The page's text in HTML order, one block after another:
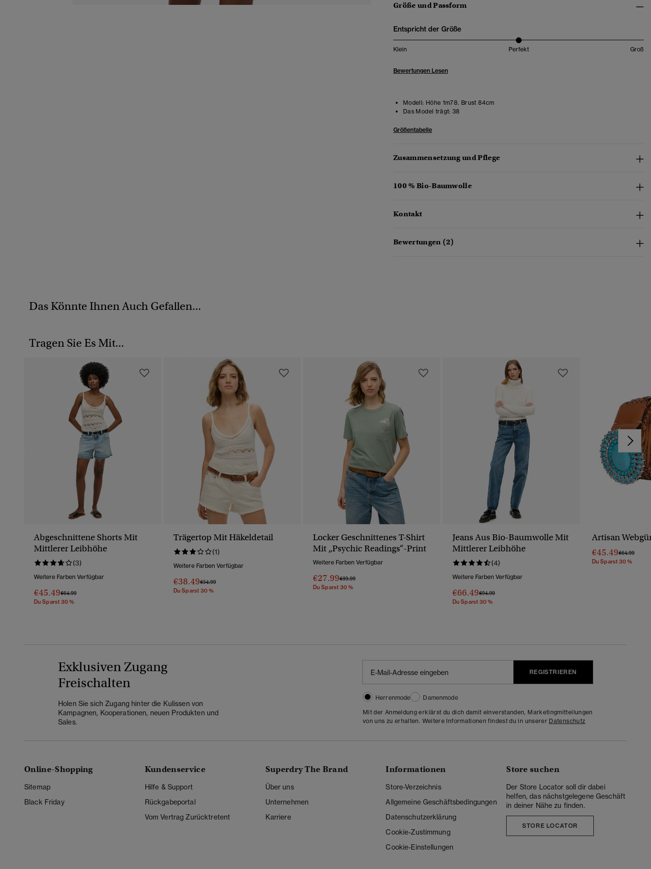
Größe und Passform
Entspricht der Größe
Klein Perfekt Groß
Bewertungen Lesen
Modell: Höhe 1m78. Brust 84cm
Das Model trägt: 38
Größentabelle
Zusammensetzung und Pflege
100 % Bio-Baumwolle
Kontakt
Bewertungen (2)
Das Könnte Ihnen Auch Gefallen...
Tragen Sie Es Mit...
Abgeschnittene Shorts Mit
Mittlerer Leibhöhe
(3)
Weitere Farben Verfügbar
€45.49Preis Wurde Reduziert Von
€64.99Bis
Du Sparst 30 %
Trägertop Mit Häkeldetail
(1)
Weitere Farben Verfügbar
€38.49Preis Wurde Reduziert Von
€54.99Bis
Du Sparst 30 %
Locker Geschnittenes T-Shirt
Mit „Psychic Readings“-Print
Weitere Farben Verfügbar
€27.99Preis Wurde Reduziert Von
€39.99Bis
Du Sparst 30 %
Jeans Aus Bio-Baumwolle Mit
Mittlerer Leibhöhe
(4)
Weitere Farben Verfügbar
€66.49Preis Wurde Reduziert Von
€94.99Bis
Du Sparst 30 %
Artisan
€45.49Preis Wurde
€64.99Bis
Du Sparst 30 %
Exklusiven Zugang
Freischalten
Holen Sie sich Zugang hinter die Kulissen von
Kampagnen, Kooperationen, neuen Produkten und
Sales.
REGISTRIEREN
Herrenmode
Damenmode
Mit der Anmeldung erklärst du dich damit einverstanden, Marketingmitteilungen
von uns zu erhalten. Weitere Informationen findest du in unserer Datenschutz
Online-Shopping
Sitemap
Black Friday
Kundenservice
Hilfe & Support
Rückgabeportal
Vom Vertrag Zurücktretent
Superdry The Brand
Über uns
Unternehmen
Karriere
Informationen
Store-Verzeichnis
Allgemeine Geschäftsbedingungen
Datenschutzerklärung
Cookie-Zustimmung
Cookie-Einstellungen
Store suchen
Der Store Locator soll dir dabei
helfen, das nächstgelegene Geschäft
in deiner Nähe zu finden.
STORE LOCATOR